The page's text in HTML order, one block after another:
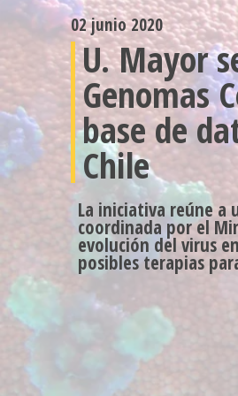
02 junio 2020
U. Mayor
Genomas
base de
Chile
La iniciativa reúne a
coordinada por el
evolución del virus
posibles terapias